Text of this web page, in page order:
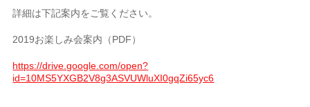
詳細は下記案内をご覧ください。
2019お楽しみ会案内（PDF）
https://drive.google.com/open?
id=10MS5YXGB2V8g3ASVUWluXI0gqZi65yc6